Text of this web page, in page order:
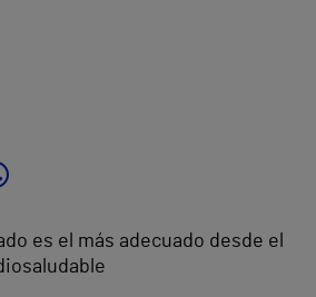
es el más adecuado desde el